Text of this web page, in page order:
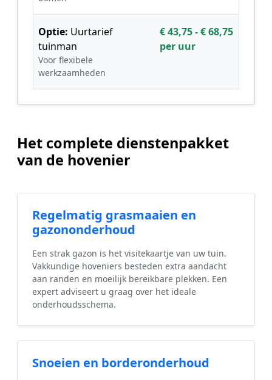
Optie: Uurtarief
tuinman
Voor flexibele
werkzaamheden
€ 43,75 - € 68,75
per uur
Het complete dienstenpakket
van de hovenier
Regelmatig grasmaaien en
gazononderhoud
Een strak gazon is het visitekaartje van uw tuin.
Vakkundige hoveniers besteden extra aandacht
aan randen en moeilijk bereikbare plekken. Een
expert adviseert u graag over het ideale
onderhoudsschema.
Snoeien en borderonderhoud